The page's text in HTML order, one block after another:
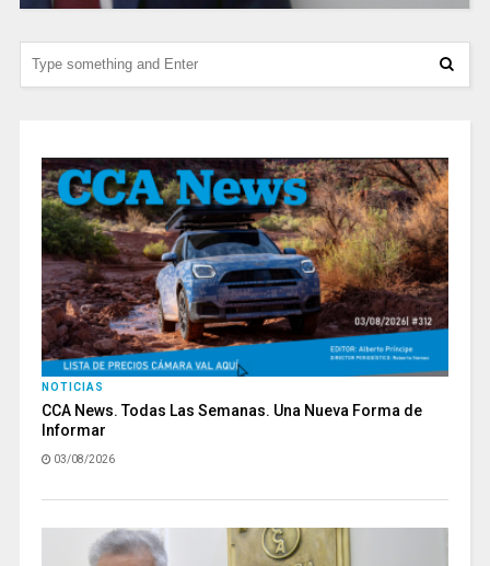
NOTICIAS
CCA News. Todas Las Semanas. Una Nueva Forma de
Informar
03/08/2026